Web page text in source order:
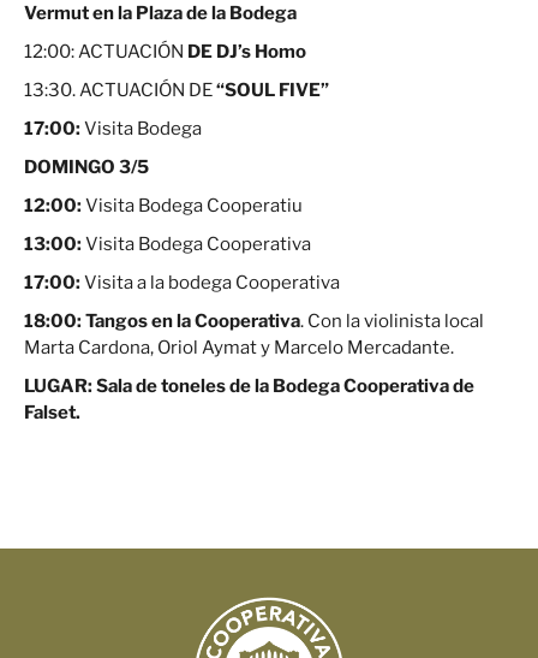
Vermut en la Plaza de la Bodega
12:00: ACTUACIÓN DE DJ’s Homo
13:30. ACTUACIÓN DE“SOUL FIVE”
17:00:Visita Bodega
DOMINGO 3/5
12:00:Visita Bodega Cooperatiu
13:00:Visita Bodega Cooperativa
17:00:Visita a la bodega Cooperativa
18:00:Tangos en la Cooperativa. Con la violinista local
Marta Cardona, Oriol Aymat y Marcelo Mercadante.
LUGAR:Sala de toneles de la Bodega Cooperativa de
Falset.